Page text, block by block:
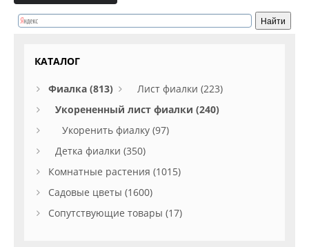
КАТАЛОГ
Фиалка (813)
Лист фиалки (223)
Укорененный лист фиалки (240)
Укоренить фиалку (97)
Детка фиалки (350)
Комнатные растения (1015)
Садовые цветы (1600)
Сопутствующие товары (17)